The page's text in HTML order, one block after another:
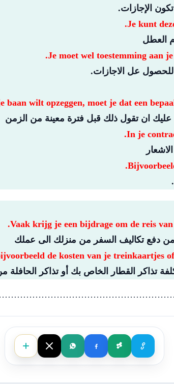
الإجازات.
Je kunt
العطل
Je moet wel toestemming aan
عل الاجازات.
baan wilt opzeggen, moet je dat een
عليك ان تقول ذلك قبل فترة معينة من الزمن
In je
Vaak krijg je een bijdrage om de reis
دفع تكاليف السفر من منزلك الى عملك
de kosten van je treinkaartjes
تذاكر القطار الخاص بك أو تذاكر